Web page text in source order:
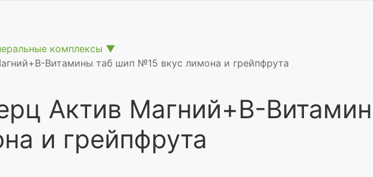
комплексы ▼
Витамины таб шип №15 вкус лимона и грейпфрута
Актив Магний+В-
и грейпфрута